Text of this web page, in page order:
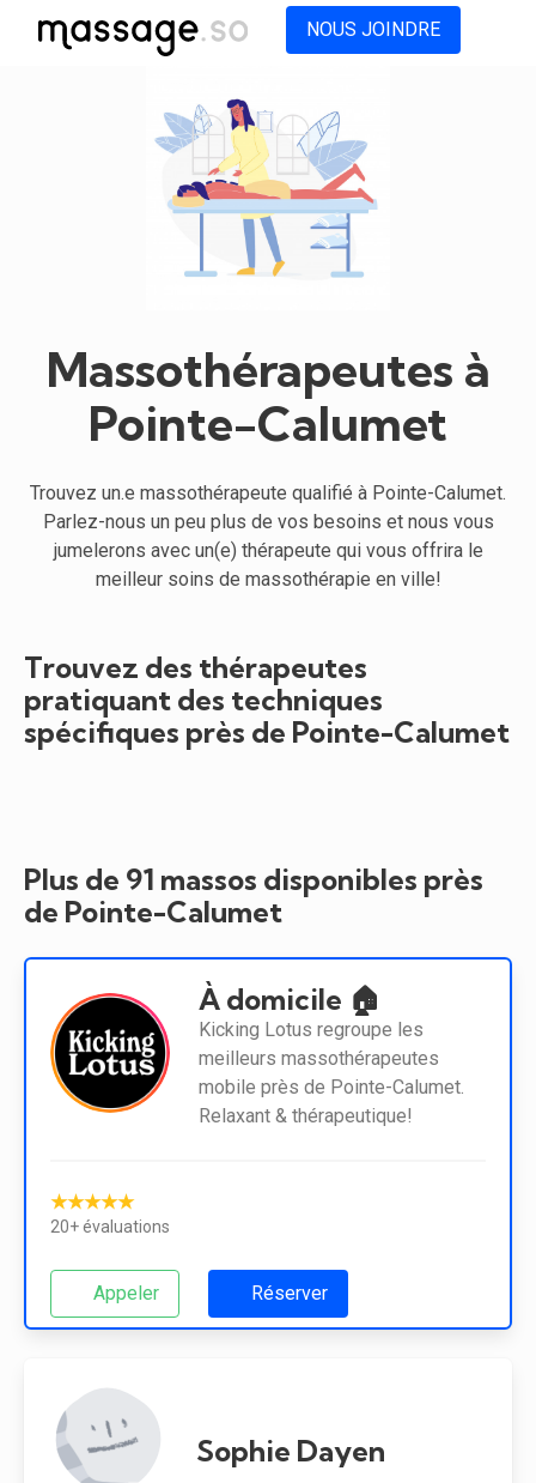
NOUS JOINDRE
Massothérapeutes à
Pointe-Calumet
Trouvez un.e massothérapeute qualifié à Pointe-Calumet.
Parlez-nous un peu plus de vos besoins et nous vous
jumelerons avec un(e) thérapeute qui vous offrira le
meilleur soins de massothérapie en ville!
Trouvez des thérapeutes
pratiquant des techniques
spécifiques près de Pointe-Calumet
Plus de 91 massos disponibles près
de Pointe-Calumet
À domicile 🏠
Kicking Lotus regroupe les
meilleurs massothérapeutes
mobile près de Pointe-Calumet.
Relaxant & thérapeutique!
★★★★★
20+ évaluations
Appeler Réserver
Sophie Dayen